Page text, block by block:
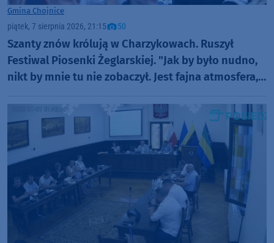
Gmina Chojnice
piątek, 7 sierpnia 2026, 21:15 50
Szanty znów królują w Charzykowach. Ruszył
Festiwal Piosenki Żeglarskiej. "Jak by było nudno,
nikt by mnie tu nie zobaczył. Jest fajna atmosfera,